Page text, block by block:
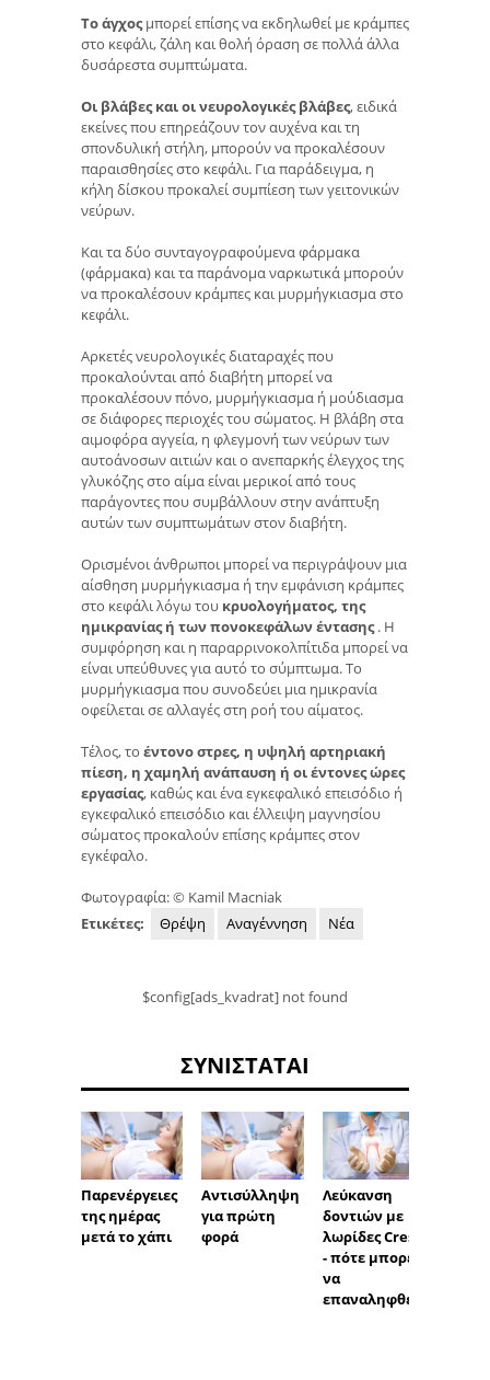
Το άγχοςμπορεί επίσης να εκδηλωθεί με κράμπες
στο κεφάλι, ζάλη και θολή όραση σε πολλά άλλα
δυσάρεστα συμπτώματα.
Οι βλάβες και οι νευρολογικές βλάβες, ειδικά
εκείνες που επηρεάζουν τον αυχένα και τη
σπονδυλική στήλη, μπορούν να προκαλέσουν
παραισθησίες στο κεφάλι. Για παράδειγμα, η
κήλη δίσκου προκαλεί συμπίεση των γειτονικών
νεύρων.
Και τα δύο συνταγογραφούμενα φάρμακα
(φάρμακα) και τα παράνομα ναρκωτικά μπορούν
να προκαλέσουν κράμπες και μυρμήγκιασμα στο
κεφάλι.
Αρκετές νευρολογικές διαταραχές που
προκαλούνται από διαβήτη μπορεί να
προκαλέσουν πόνο, μυρμήγκιασμα ή μούδιασμα
σε διάφορες περιοχές του σώματος. Η βλάβη στα
αιμοφόρα αγγεία, η φλεγμονή των νεύρων των
αυτοάνοσων αιτιών και ο ανεπαρκής έλεγχος της
γλυκόζης στο αίμα είναι μερικοί από τους
παράγοντες που συμβάλλουν στην ανάπτυξη
αυτών των συμπτωμάτων στον διαβήτη.
Ορισμένοι άνθρωποι μπορεί να περιγράψουν μια
αίσθηση μυρμήγκιασμα ή την εμφάνιση κράμπες
στο κεφάλι λόγω του κρυολογήματος, της
ημικρανίας ή των πονοκεφάλων έντασης. Η
συμφόρηση και η παραρρινοκολπίτιδα μπορεί να
είναι υπεύθυνες για αυτό το σύμπτωμα. Το
μυρμήγκιασμα που συνοδεύει μια ημικρανία
οφείλεται σε αλλαγές στη ροή του αίματος.
Τέλος, το έντονο στρες, η υψηλή αρτηριακή
πίεση, η χαμηλή ανάπαυση ή οι έντονες ώρες
εργασίας, καθώς και ένα εγκεφαλικό επεισόδιο ή
εγκεφαλικό επεισόδιο και έλλειψη μαγνησίου
σώματος προκαλούν επίσης κράμπες στον
εγκέφαλο.
Φωτογραφία: © Kamil Macniak
Ετικέτες:
Θρέψη Αναγέννηση Νέα
$config[ads_kvadrat] not found
ΣΥΝΙΣΤΆΤΑΙ
Παρενέργειες
της ημέρας
μετά το χάπι
Αντισύλληψη
για πρώτη
φορά
Λεύκανση
δοντιών με
λωρίδες Crest
- πότε μπορεί
να
επαναληφθεί;